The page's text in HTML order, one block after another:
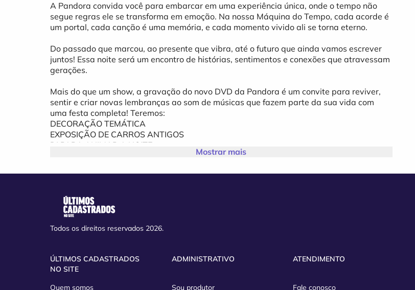
A Pandora convida você para embarcar em uma experiência única, onde o tempo não
segue regras ele se transforma em emoção. Na nossa Máquina do Tempo, cada acorde é
um portal, cada canção é uma memória, e cada momento vivido ali se torna eterno.
Do passado que marcou, ao presente que vibra, até o futuro que ainda vamos escrever
juntos! Essa noite será um encontro de histórias, sentimentos e conexões que atravessam
gerações.
Mais do que um show, a gravação do novo DVD da Pandora é um convite para reviver,
sentir e criar novas lembranças ao som de músicas que fazem parte da sua vida com
uma festa completa! Teremos:
DECORAÇÃO TEMÁTICA
EXPOSIÇÃO DE CARROS ANTIGOS
DJ PARA ANIMAR A NOITE
Entre. Sinta. Viva.
A Máquina do Tempo está pronta para partir! E o seu lugar é dentro dela.
GRAVAÇÃO DO DVD DA BANDA PANDORA!
Onde: All Need Master Hall, em Caxias do Sul/RS
Onde comprar : Site da Minha Entrada (COMPRA SEGURA!) ou nos pontos de venda:
Brisa Calçados, Stetic Sim, Lojas Conexão Urbana, Menu Lanches, Móveis Dallas e Six
Gym Academia
Mostrar mais
Todos os direitos reservados 2026.
ÚLTIMOS CADASTRADOS
NO SITE
Quem somos
ADMINISTRATIVO
Sou produtor
ATENDIMENTO
Fale conosco